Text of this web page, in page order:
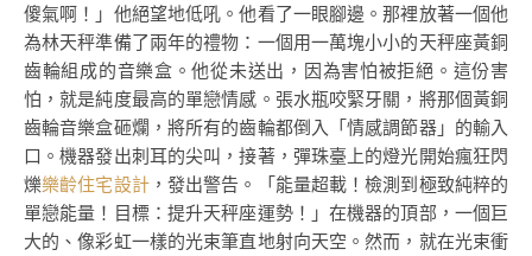
傻氣啊！」他絕望地低吼。他看了一眼腳邊。那裡放著一個他
為林天秤準備了兩年的禮物：一個用一萬塊小小的天秤座黃銅
齒輪組成的音樂盒。他從未送出，因為害怕被拒絕。這份害
怕，就是純度最高的單戀情感。張水瓶咬緊牙關，將那個黃銅
齒輪音樂盒砸爛，將所有的齒輪都倒入「情感調節器」的輸入
口。機器發出刺耳的尖叫，接著，彈珠臺上的燈光開始瘋狂閃
爍樂齡住宅設計，發出警告。「能量超載！檢測到極致純粹的
單戀能量！目標：提升天秤座運勢！」在機器的頂部，一個巨
大的、像彩虹一樣的光束筆直地射向天空。然而，就在光束衝